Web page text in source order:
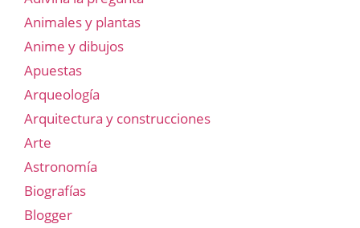
Animales y plantas
Anime y dibujos
Apuestas
Arqueología
Arquitectura y construcciones
Arte
Astronomía
Biografías
Blogger